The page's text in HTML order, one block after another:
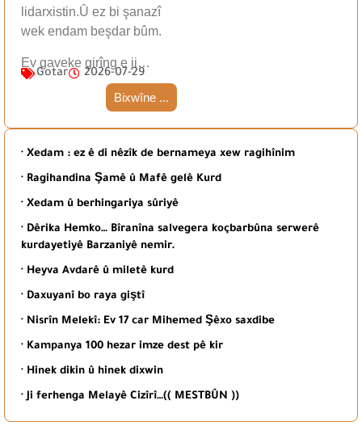
lidarxistin.Û ez bi şanazî
wek endam beşdar bûm.
Ev gaveke girîng e ji…
Gotar 2026-07-29
Bixwîne ...
· Xedam : ez ê di nêzîk de bernameya xew ragihînim
· Ragihandina Şamê û Mafê gelê Kurd
· Xedam û berhingariya sûriyê
· Dêrika Hemko… Bîranîna salvegera koçbarbûna serwerê
kurdayetiyê Barzaniyê nemir.
· Heyva Avdarê û miletê kurd
· Daxuyanî bo raya giştî
· Nisrîn Melekî: Ev 17 car Mihemed Şêxo saxdibe
· Kampanya 100 hezar imze dest pê kir
· Hinek dikin û hinek dixwin
· Ji ferhenga Melayê Cizîrî…(( MESTBÛN ))